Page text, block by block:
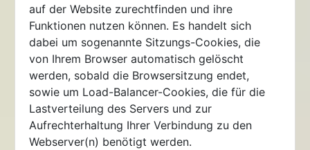
auf der Website zurechtfinden und ihre
Funktionen nutzen können. Es handelt sich
dabei um sogenannte Sitzungs-Cookies, die
von Ihrem Browser automatisch gelöscht
werden, sobald die Browsersitzung endet,
sowie um Load-Balancer-Cookies, die für die
Lastverteilung des Servers und zur
Aufrechterhaltung Ihrer Verbindung zu den
Webserver(n) benötigt werden.